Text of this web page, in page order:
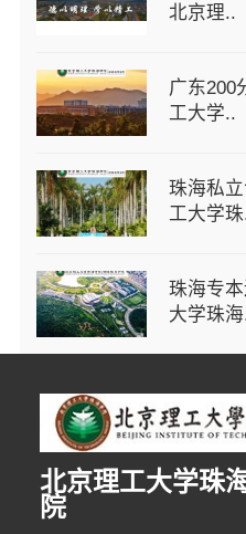
北京理..
广东200
工大学..
珠海私
工大学
珠海专
大学珠
北京理工大学珠
院
4分钟前 田先生 正在咨询